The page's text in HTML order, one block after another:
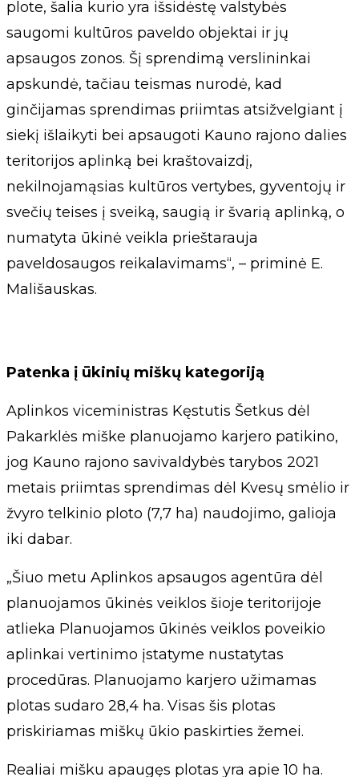
plote, šalia kurio yra išsidėstę valstybės
saugomi kultūros paveldo objektai ir jų
apsaugos zonos. Šį sprendimą verslininkai
apskundė, tačiau teismas nurodė, kad
ginčijamas sprendimas priimtas atsižvelgiant į
siekį išlaikyti bei apsaugoti Kauno rajono dalies
teritorijos aplinką bei kraštovaizdį,
nekilnojamąsias kultūros vertybes, gyventojų ir
svečių teises į sveiką, saugią ir švarią aplinką, o
numatyta ūkinė veikla prieštarauja
paveldosaugos reikalavimams“, – priminė E.
Mališauskas.
Patenka į ūkinių miškų kategoriją
Aplinkos viceministras Kęstutis Šetkus dėl
Pakarklės miške planuojamo karjero patikino,
jog Kauno rajono savivaldybės tarybos 2021
metais priimtas sprendimas dėl Kvesų smėlio ir
žvyro telkinio ploto (7,7 ha) naudojimo, galioja
iki dabar.
„Šiuo metu Aplinkos apsaugos agentūra dėl
planuojamos ūkinės veiklos šioje teritorijoje
atlieka Planuojamos ūkinės veiklos poveikio
aplinkai vertinimo įstatyme nustatytas
procedūras. Planuojamo karjero užimamas
plotas sudaro 28,4 ha. Visas šis plotas
priskiriamas miškų ūkio paskirties žemei.
Realiai mišku apaugęs plotas yra apie 10 ha.